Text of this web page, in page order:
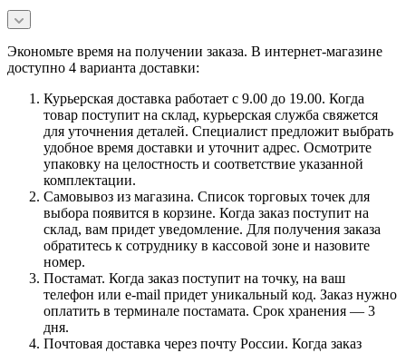
Экономьте время на получении заказа. В интернет-магазине
доступно 4 варианта доставки:
Курьерская доставка работает с 9.00 до 19.00. Когда
товар поступит на склад, курьерская служба свяжется
для уточнения деталей. Специалист предложит выбрать
удобное время доставки и уточнит адрес. Осмотрите
упаковку на целостность и соответствие указанной
комплектации.
Самовывоз из магазина. Список торговых точек для
выбора появится в корзине. Когда заказ поступит на
склад, вам придет уведомление. Для получения заказа
обратитесь к сотруднику в кассовой зоне и назовите
номер.
Постамат. Когда заказ поступит на точку, на ваш
телефон или e-mail придет уникальный код. Заказ нужно
оплатить в терминале постамата. Срок хранения — 3
дня.
Почтовая доставка через почту России. Когда заказ